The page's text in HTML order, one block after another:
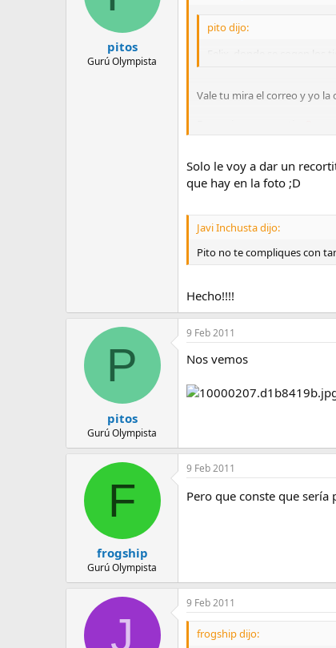
pitos
Gurú Olympista
pito dijo:
Felix, donde se cogen los
Vale tu mira el correo y yo la
Solo le voy a dar un
que hay en la foto ;D
Javi Inchusta dijo:
Pito no te compliques con
Hecho!!!!
P
pitos
Gurú Olympista
9 Feb 2011
Nos vemos
F
frogship
Gurú Olympista
9 Feb 2011
Pero que conste que
J
9 Feb 2011
frogship dijo: